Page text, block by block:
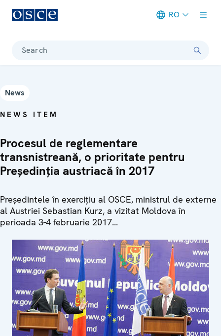
RO
Search
News
NEWS ITEM
Procesul de reglementare
transnistreană, o prioritate pentru
Președinția austriacă în 2017
Președintele în exercițiu al OSCE, ministrul de externe
al Austriei Sebastian Kurz, a vizitat Moldova în
perioada 3-4 februarie 2017...